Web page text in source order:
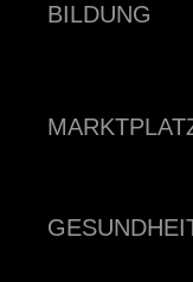
BILDUNG